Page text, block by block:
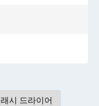
시 드라이어